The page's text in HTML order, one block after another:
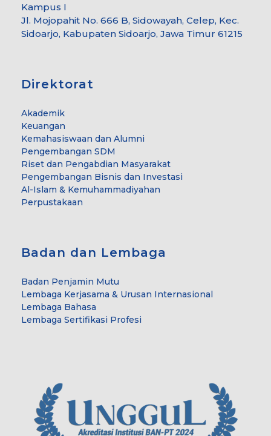
Kampus I
Jl. Mojopahit No. 666 B, Sidowayah, Celep, Kec.
Sidoarjo, Kabupaten Sidoarjo, Jawa Timur 61215
Direktorat
Akademik
Keuangan
Kemahasiswaan dan Alumni
Pengembangan SDM
Riset dan Pengabdian Masyarakat
Pengembangan Bisnis dan Investasi
Al-Islam & Kemuhammadiyahan
Perpustakaan
Badan dan Lembaga
Badan Penjamin Mutu
Lembaga Kerjasama & Urusan Internasional
Lembaga Bahasa
Lembaga Sertifikasi Profesi